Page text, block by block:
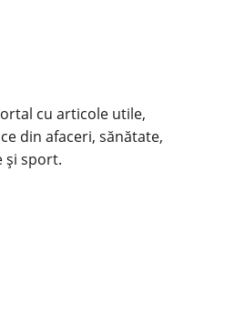
cu articole utile,
din afaceri, sănătate,
și sport.